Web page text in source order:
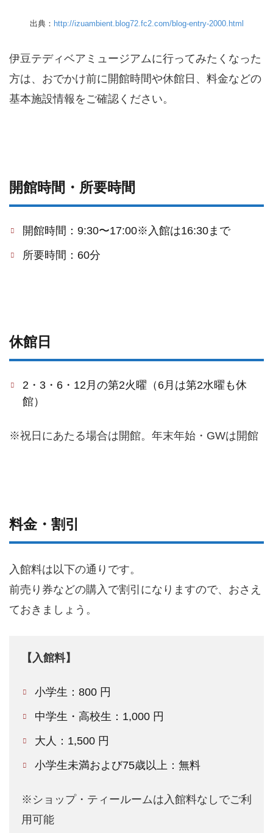
出典： http://izuambient.blog72.fc2.com/blog-entry-2000.html
伊豆テディベアミュージアムに行ってみたくなった
方は、おでかけ前に開館時間や休館日、料金などの
基本施設情報をご確認ください。
開館時間・所要時間
開館時間：9:30〜17:00※入館は16:30まで
所要時間：60分
休館日
2・3・6・12月の第2火曜（6月は第2水曜も休
館）
※祝日にあたる場合は開館。年末年始・GWは開館
料金・割引
入館料は以下の通りです。
前売り券などの購入で割引になりますので、おさえ
ておきましょう。
【入館料】
小学生：800 円
中学生・高校生：1,000 円
大人：1,500 円
小学生未満および75歳以上：無料
※ショップ・ティールームは入館料なしでご利
用可能